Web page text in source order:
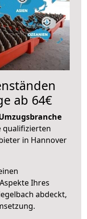
ab 64€
qualifizierten
in Hannover
Ihres
abdeckt,